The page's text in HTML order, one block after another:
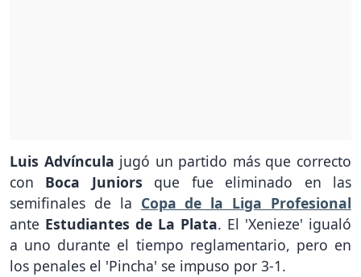
Luis Advíncula jugó un partido más que correcto
con Boca Juniors que fue eliminado en las
semifinales de la Copa de la Liga Profesional
ante Estudiantes de La Plata. El 'Xenieze' igualó
a uno durante el tiempo reglamentario, pero en
los penales el 'Pincha' se impuso por 3-1.